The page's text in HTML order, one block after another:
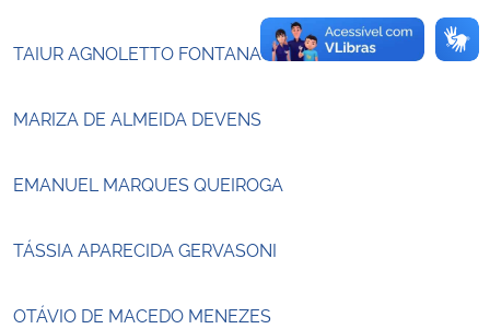
Banco Central do Brasil
TAIUR AGNOLETTO FONTANA
MARIZA DE ALMEIDA DEVENS
EMANUEL MARQUES QUEIROGA
TÁSSIA APARECIDA GERVASONI
OTÁVIO DE MACEDO MENEZES